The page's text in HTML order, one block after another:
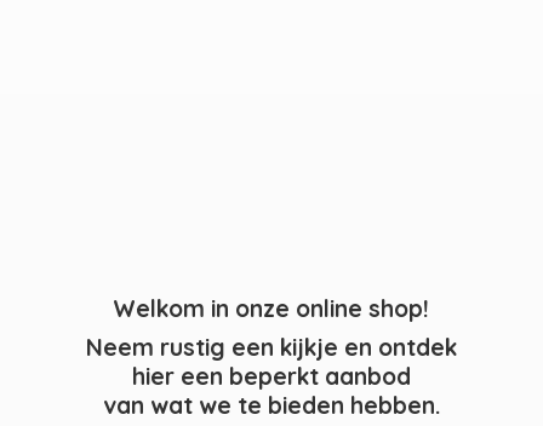
Welkom in onze online shop!
Neem rustig een kijkje en ontdek
hier een beperkt aanbod
van wat we te bieden hebben.